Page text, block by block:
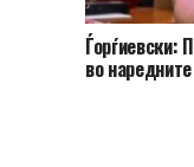
Ѓорѓиевски:
во